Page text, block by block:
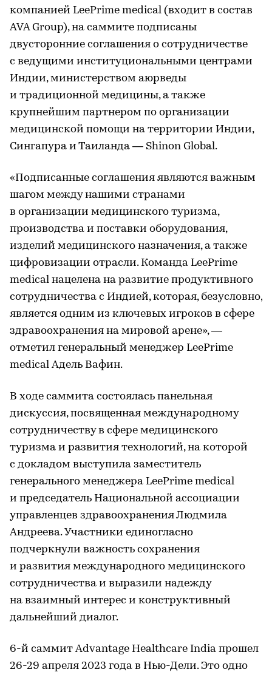
компанией LeePrime medical (входит в состав
AVA Group), на саммите подписаны
двусторонние соглашения о сотрудничестве
с ведущими институциональными центрами
Индии, министерством аюрведы
и традиционной медицины, а также
крупнейшим партнером по организации
медицинской помощи на территории Индии,
Сингапура и Таиланда — Shinon Global.
«Подписанные соглашения являются важным
шагом между нашими странами
в организации медицинского туризма,
производства и поставки оборудования,
изделий медицинского назначения, а также
цифровизации отрасли. Команда LeePrime
medical нацелена на развитие продуктивного
сотрудничества с Индией, которая, безусловно,
является одним из ключевых игроков в сфере
здравоохранения на мировой арене», —
отметил генеральный менеджер LeePrime
medical Адель Вафин.
В ходе саммита состоялась панельная
дискуссия, посвященная международному
сотрудничеству в сфере медицинского
туризма и развития технологий, на которой
с докладом выступила заместитель
генерального менеджера LeePrime medical
и председатель Национальной ассоциации
управленцев здравоохранения Людмила
Андреева. Участники единогласно
подчеркнули важность сохранения
и развития международного медицинского
сотрудничества и выразили надежду
на взаимный интерес и конструктивный
дальнейший диалог.
6-й саммит Advantage Healthcare India прошел
26-29 апреля 2023 года в Нью-Дели. Это одно